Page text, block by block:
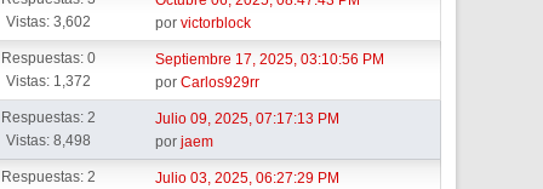
Vistas: 3,602
porvictorblock
Respuestas: 0
Vistas: 1,372
Septiembre 17, 2025, 03:10:56 PM
porCarlos929rr
Respuestas: 2
Vistas: 8,498
Julio 09, 2025, 07:17:13 PM
porjaem
Respuestas: 2
Julio 03, 2025, 06:27:29 PM